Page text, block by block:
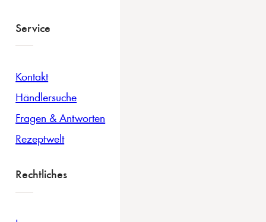
Service
Kontakt
Händlersuche
Fragen & Antworten
Rezeptwelt
Rechtliches